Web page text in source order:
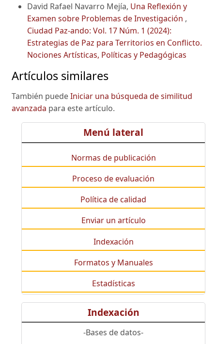
David Rafael Navarro Mejía, Una Reflexión y
Examen sobre Problemas de Investigación ,
Ciudad Paz-ando: Vol. 17 Núm. 1 (2024):
Estrategias de Paz para Territorios en Conflicto.
Nociones Artísticas, Políticas y Pedagógicas
Artículos similares
También puedeIniciar una búsqueda de similitud
avanzada para este artículo.
Menú lateral
Normas de publicación
Proceso de evaluación
Política de calidad
Enviar un artículo
Indexación
Formatos y Manuales
Estadísticas
Indexación
-Bases de datos-